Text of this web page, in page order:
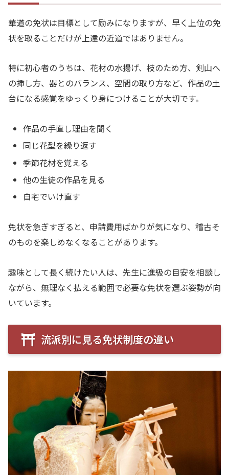
華道の免状は目標として励みになりますが、早く上位の免
状を取ることだけが上達の近道ではありません。
特に初心者のうちは、花材の水揚げ、枝のため方、剣山へ
の挿し方、器とのバランス、空間の取り方など、作品の土
台になる感覚をゆっくり身につけることが大切です。
作品の手直し理由を聞く
同じ花型を繰り返す
季節花材を覚える
他の生徒の作品を見る
自宅でいけ直す
免状を急ぎすぎると、申請費用ばかりが気になり、稽古そ
のものを楽しめなくなることがあります。
趣味として長く続けたい人は、先生に進級の目安を相談し
ながら、無理なく払える範囲で必要な免状を選ぶ姿勢が向
いています。
流派別に見る免状制度の違い